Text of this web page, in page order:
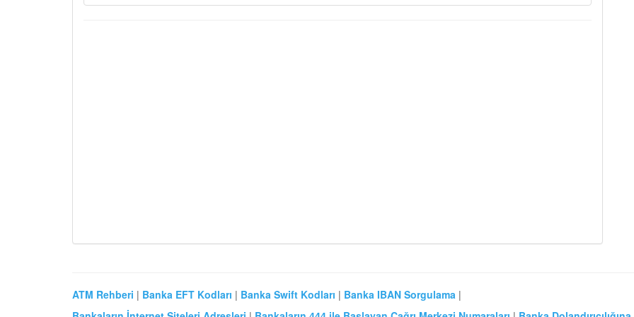
ATM Rehberi | Banka EFT Kodları | Banka Swift Kodları | Banka IBAN Sorgulama |